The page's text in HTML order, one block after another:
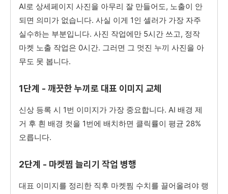
AI로 상세페이지 사진을 아무리 잘 만들어도, 노출이 안
되면 의미가 없습니다. 사실 이게 1인 셀러가 가장 자주
실수하는 부분입니다. 사진 작업에만 5시간 쓰고, 정작
마켓 노출 작업은 0시간. 그러면 그 멋진 누끼 사진을 아
무도 못 봅니다.
1단계 - 깨끗한 누끼로 대표 이미지 교체
신상 등록 시 1번 이미지가 가장 중요합니다. AI 배경 제
거 후 흰 배경 컷을 1번에 배치하면 클릭률이 평균 28%
오릅니다.
2단계 - 마켓찜 늘리기 작업 병행
대표 이미지를 정리한 직후 마켓찜 수치를 끌어올려야 랭